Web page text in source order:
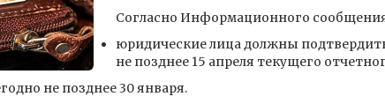
Согласно Информационного
юридические лица должны
не позднее 15 апреля текущего
не позднее 30 января.